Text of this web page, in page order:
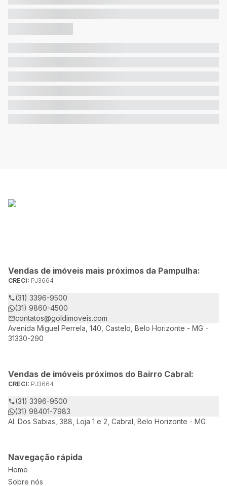
Vendas de imóveis mais próximos da Pampulha:
CRECI: PJ3664
(31) 3396-9500
(31) 9860-4500
contatos@goldimoveis.com
Avenida Miguel Perrela, 140, Castelo, Belo Horizonte - MG -
31330-290
Vendas de imóveis próximos do Bairro Cabral:
CRECI: PJ3664
(31) 3396-9500
(31) 98401-7983
Al. Dos Sabias, 388, Loja 1 e 2, Cabral, Belo Horizonte - MG
Navegação rápida
Home
Sobre nós